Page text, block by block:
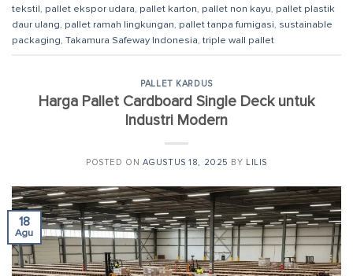
tekstil, pallet ekspor udara, pallet karton, pallet non kayu, pallet plastik
daur ulang, pallet ramah lingkungan, pallet tanpa fumigasi, sustainable
packaging, Takamura Safeway Indonesia, triple wall pallet
PALLET KARDUS
Harga Pallet Cardboard Single Deck untuk
Industri Modern
POSTED ON AGUSTUS 18, 2025 BY LILIS
18
Agu